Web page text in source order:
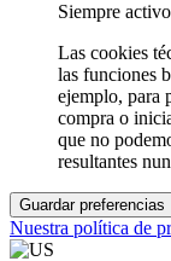
Siempre activo
Las cookies
las funciones
ejemplo, para
compra o
que no
resultantes
Guardar preferencias
Nuestra política de